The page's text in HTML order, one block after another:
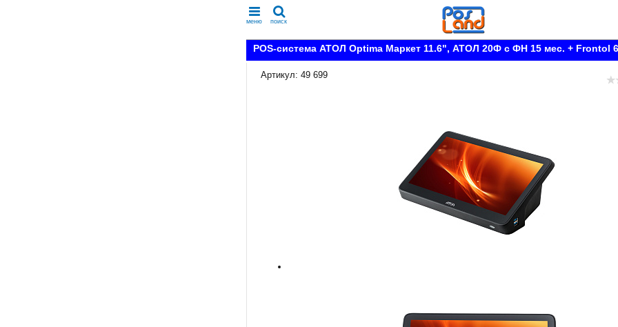
меню поиск
POS-система АТОЛ Optima Маркет 11.6", АТОЛ 20Ф с ФН 15 мес. + Frontol 6
Артикул: 49 699